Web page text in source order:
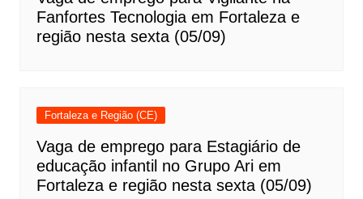
Fanfortes Tecnologia em Fortaleza e
região nesta sexta (05/09)
Fortaleza e Região (CE)
Vaga de emprego para Estagiário de
educação infantil no Grupo Ari em
Fortaleza e região nesta sexta (05/09)